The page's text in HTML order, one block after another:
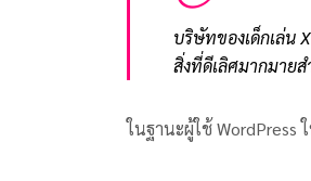
บริษัทของเด็กเล่น
สิ่งที่ดีเลิศมากมาย
ในฐานะผู้ใช้ WordPress